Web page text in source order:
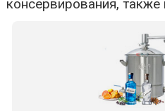
консервирования, также